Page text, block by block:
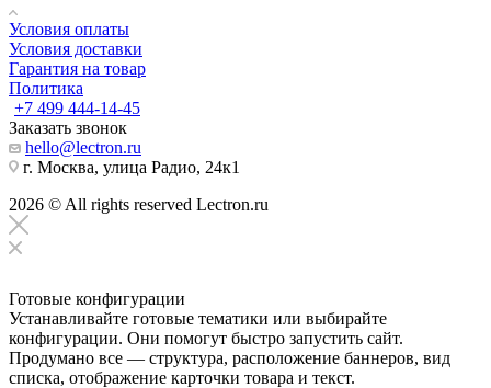
Условия оплаты
Условия доставки
Гарантия на товар
Политика
+7 499 444-14-45
Заказать звонок
hello@lectron.ru
г. Москва, улица Радио, 24к1
2026 © All rights reserved Lectron.ru
Готовые конфигурации
Устанавливайте готовые тематики или выбирайте
конфигурации. Они помогут быстро запустить сайт.
Продумано все — структура, расположение баннеров, вид
списка, отображение карточки товара и текст.